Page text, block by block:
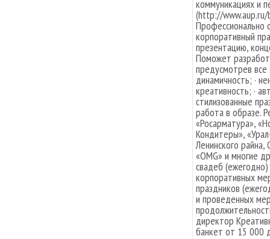
коммуникациях и
(http://www.aup.ru/
Профессионально
корпоративный
презентацию,
Поможет
предусмотрев все
динамичность; ·
креативность; ·
стилизованные
работа в образе.
«Росарматура»,
Кондитеры»,
Ленинского
«OMG» и многие
свадеб
корпоративных
праздников
и проведенных
директор
банкет от 15 000